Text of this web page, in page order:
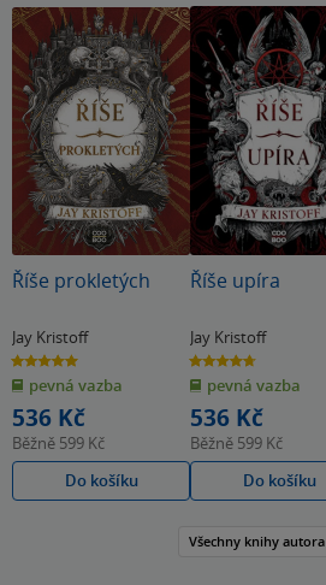
Říše prokletých
Jay Kristoff
5.0
z
5
hvězdiček
pevná vazba
536 Kč
Běžně 599 Kč
Do košíku
Říše upíra
Jay Kristoff
4.7
z
5
hvězdiček
pevná vazba
536 Kč
Běžně 599 Kč
Do košíku
Všechny knihy autora